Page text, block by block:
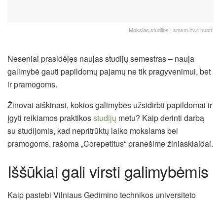
Mokslas,studijos | smsm.lrv.lt nuotr.
Neseniai prasidėjęs naujas studijų semestras – nauja
galimybė gauti papildomų pajamų ne tik pragyvenimui, bet
ir pramogoms.
Žinovai aiškinasi, kokios galimybės užsidirbti papildomai ir
įgyti reikiamos praktikosstudijų metu? Kaip derinti darbą
su studijomis, kad nepritrūktų laiko mokslams bei
pramogoms, rašoma „Corepetitus“ pranešime žiniasklaidai.
Iššūkiai gali virsti galimybėmis
Kaip pastebi Vilniaus Gedimino technikos universiteto